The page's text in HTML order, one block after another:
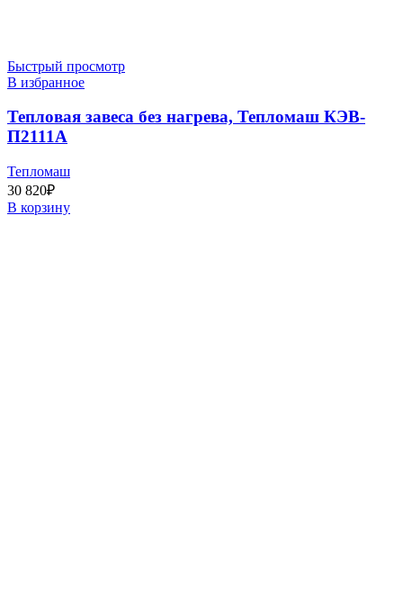
Быстрый просмотр
В избранное
Тепловая завеса без нагрева, Тепломаш КЭВ-
П2111А
Тепломаш
30 820₽
В корзину